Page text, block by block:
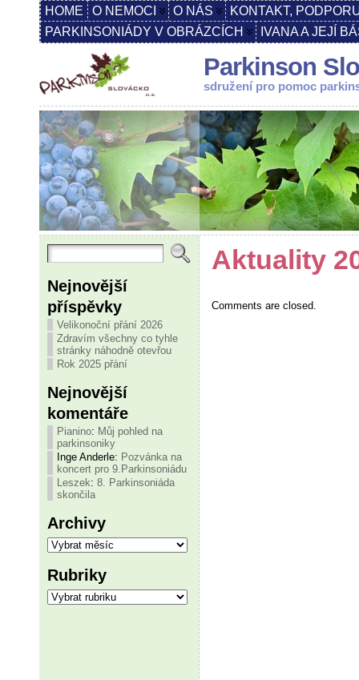
HOME O NEMOCI O NÁS
KONTAKT,
PARKINSONIÁDY V OBRÁZCÍCH
IVANA A JEJÍ
Parkinson
sdružení pro pomoc
Nejnovější
příspěvky
Velikonoční přání 2026
Zdravím všechny co tyhle
stránky náhodně otevřou
Rok 2025 přání
Nejnovější
komentáře
Pianino: Můj pohled na
parkinsoniky
Inge Anderle: Pozvánka na
koncert pro 9.Parkinsoniádu
Leszek: 8. Parkinsoniáda
skončila
Archivy
Archivy
Rubriky
Rubriky
Aktuality
Comments are closed.